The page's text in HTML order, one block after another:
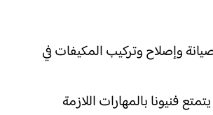
وإصلاح وتركيب المكيفات في
فنيونا بالمهارات اللازمة